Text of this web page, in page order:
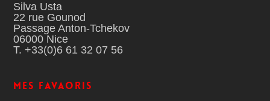
Silva Usta
22 rue Gounod
Passage Anton-Tchekov
06000 Nice
T. +33(0)6 61 32 07 56
MES FAVAORIS